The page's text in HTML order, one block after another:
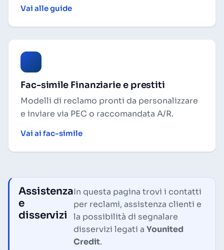
Vai alle guide
Fac-simile Finanziarie e prestiti
Modelli di reclamo pronti da personalizzare
e inviare via PEC o raccomandata A/R.
Vai ai fac-simile
Assistenza
e
disservizi
In questa pagina trovi i contatti
per reclami, assistenza clienti e
la possibilità di segnalare
disservizi legati aYounited
Credit.